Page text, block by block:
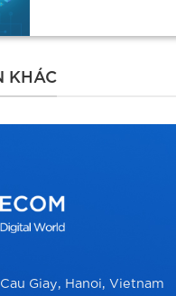
KHÁC
Cau Giay, Hanoi, Vietnam